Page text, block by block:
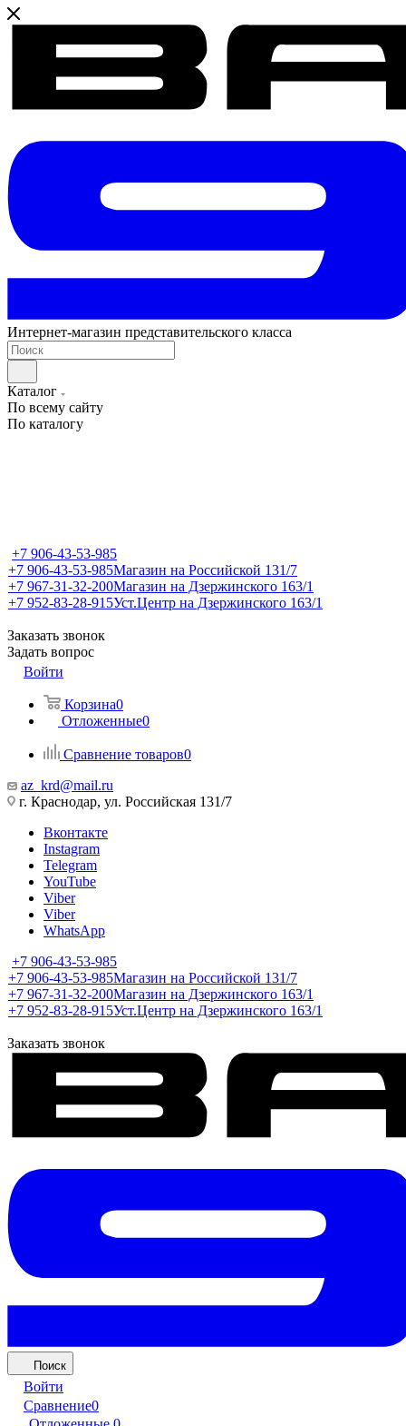
Интернет-магазин представительского класса
Каталог
По всему сайту
По каталогу
+7 906-43-53-985
+7 906-43-53-985Магазин на Российской 131/7
+7 967-31-32-200Магазин на Дзержинского 163/1
+7 952-83-28-915Уст.Центр на Дзержинского 163/1
Заказать звонок
Задать вопрос
Войти
Корзина0
Отложенные0
Сравнение товаров0
az_krd@mail.ru
г. Краснодар, ул. Российская 131/7
Вконтакте
Instagram
Telegram
YouTube
Viber
Viber
WhatsApp
+7 906-43-53-985
+7 906-43-53-985Магазин на Российской 131/7
+7 967-31-32-200Магазин на Дзержинского 163/1
+7 952-83-28-915Уст.Центр на Дзержинского 163/1
Заказать звонок
Поиск
Войти
Сравнение0